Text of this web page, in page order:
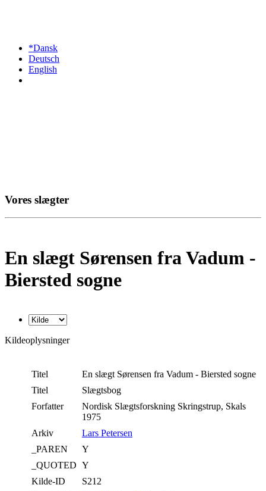
*Dansk
Deutsch
English
Vores slægter
En slægt Sørensen fra Vadum -
Biersted sogne
Kildeoplysninger
Titel
En slægt Sørensen fra Vadum - Biersted sogne
Titel
Slægtsbog
Forfatter
Nordisk Slægtsforskning Skringstrup, Skals
1975
Arkiv
Lars Petersen
_PAREN
Y
_QUOTED Y
Kilde-ID
S212